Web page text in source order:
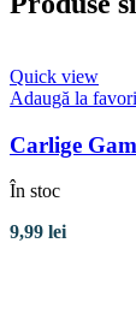
Quick view
Adaugă la
Carlige
În stoc
9,99 lei